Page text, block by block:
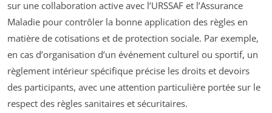
sur une collaboration active avec l’URSSAF et l’Assurance
Maladie pour contrôler la bonne application des règles en
matière de cotisations et de protection sociale. Par exemple,
en cas d’organisation d’un événement culturel ou sportif, un
règlement intérieur spécifique précise les droits et devoirs
des participants, avec une attention particulière portée sur le
respect des règles sanitaires et sécuritaires.